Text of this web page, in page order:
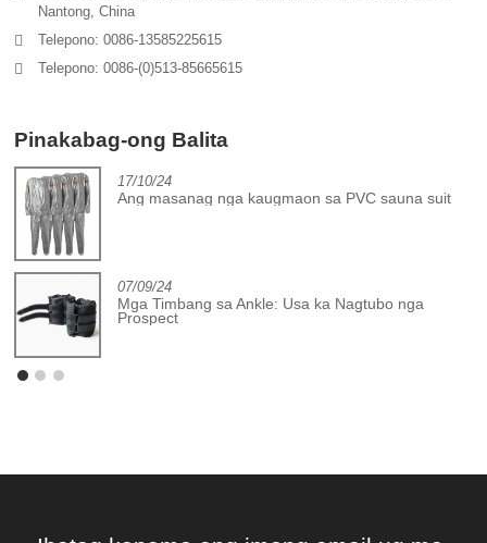
Nantong, China
Telepono: 0086-13585225615
Telepono: 0086-(0)513-85665615
Pinakabag-ong Balita
17/10/24
Ang masanag nga kaugmaon sa PVC sauna suit
07/09/24
Mga Timbang sa Ankle: Usa ka Nagtubo nga
Prospect